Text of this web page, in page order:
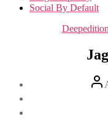
Social By Default